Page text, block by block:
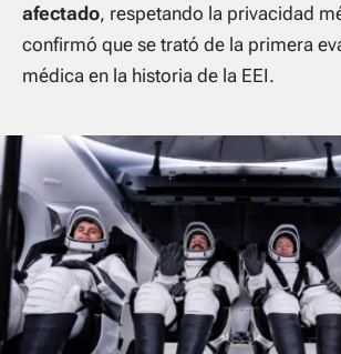
afectado, respetando la privacidad
confirmó que se trató de la primera
médica en la historia de la EEI.